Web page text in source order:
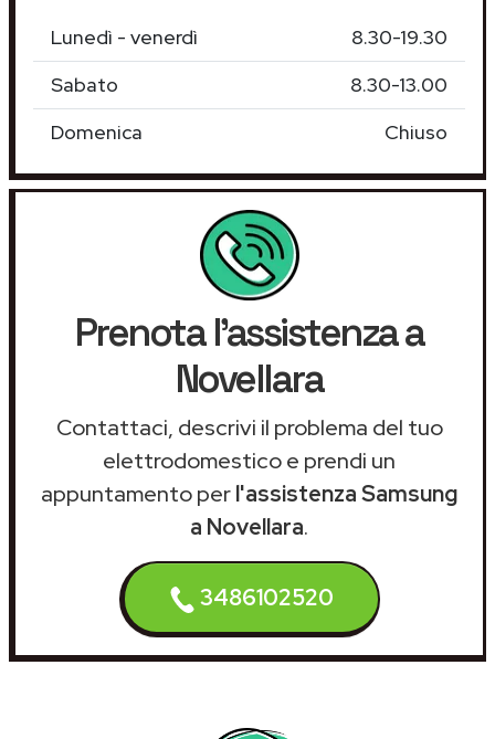
Lunedì - venerdì
8.30-19.30
Sabato
8.30-13.00
Domenica
Chiuso
Prenota l'assistenza a
Novellara
Contattaci, descrivi il problema del tuo
elettrodomestico e prendi un
appuntamento perl'assistenza Samsung
a Novellara.
3486102520